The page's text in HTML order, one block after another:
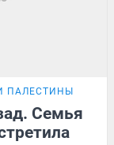
ПАЛЕСТИНЫ
Семья